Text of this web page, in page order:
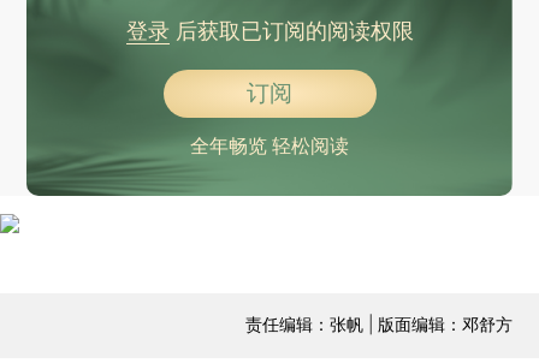
登录后获取已订阅的阅读权限
订阅
全年畅览 轻松阅读
责任编辑：张帆 | 版面编辑：邓舒方